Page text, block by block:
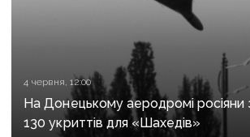
4 червня, 12:00
На Донецькому аеродромі росіяни
130 укриттів для «Шахедів»